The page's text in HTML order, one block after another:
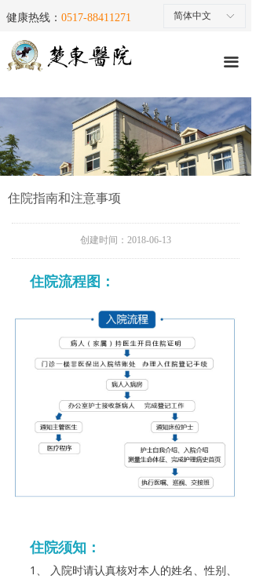
ꀅ
简体中文
健康热线： 0517-88411271
끀
首页
医院简介
特色专科
楚东微创
医院动态
楚东微创手术三维演示
马上预约
联系我们
住院指南和注意事项
住院流程图：
住院须知：
1、 入院时请认真核对本人的姓名、性别、
创建时间： 2018-06-13